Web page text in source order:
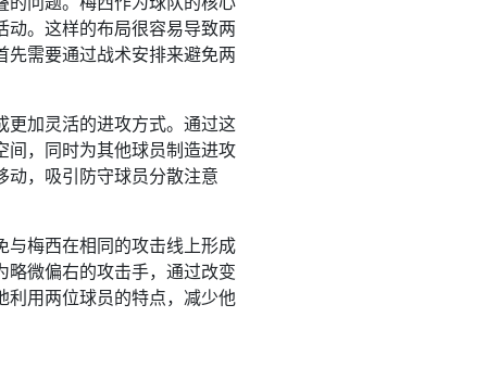
。这样的布局很容易导致两
需要通过战术安排来避免两
更加灵活的进攻方式。通过这
间，同时为其他球员制造进攻
动，吸引防守球员分散注意
与梅西在相同的攻击线上形成
微偏右的攻击手，通过改变
利用两位球员的特点，减少他